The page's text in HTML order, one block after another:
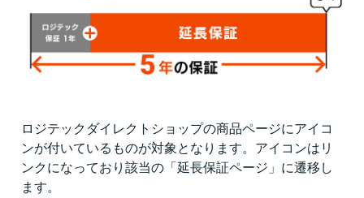
ロジテックダイレクトショップの商品ページにアイコ
ンが付いているものが対象となります。アイコンはリ
ンクになっており該当の「延長保証ページ」に遷移し
ます。